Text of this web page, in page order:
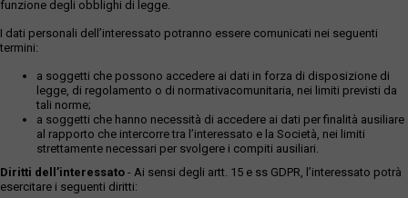
funzione degli obblighi di legge.
I dati personali dell’interessato potranno essere comunicati nei seguenti
termini:
a soggetti che possono accedere ai dati in forza di disposizione di
legge, di regolamento o di normativacomunitaria, nei limiti previsti da
tali norme;
a soggetti che hanno necessità di accedere ai dati per finalità ausiliare
al rapporto che intercorre tra l’interessato e la Società, nei limiti
strettamente necessari per svolgere i compiti ausiliari.
Diritti dell’interessato - Ai sensi degli artt. 15 e ss GDPR, l’interessato potrà
esercitare i seguenti diritti: